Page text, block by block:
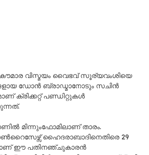
കൗമാര വിസ്മയം വൈഭവ് സൂര്യവംശിയെ
ഡോൻ ബ്രാഡ്മാനോടും സചിൻ
ക്രിക്കറ്റ് പണ്ഡിറ്റുകൾ
മിന്നുംഫോമിലാണ് താരം.
ഹൈദരാബാദിനെതിരെ 29
ഈ പതിനഞ്ചുകാരൻ